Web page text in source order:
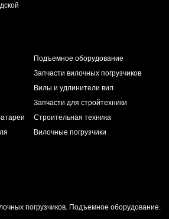
Подъемное оборудование
Запчасти вилочных погрузчиков
Вилы и удлинители вил
Запчасти для стройтехники
Строительная техника
Вилочные погрузчики
погрузчиков. Подъемное оборудование.